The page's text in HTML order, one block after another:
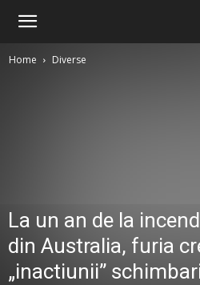
Home Diverse
La un an de la
din Australia, furia
„inactiunii”